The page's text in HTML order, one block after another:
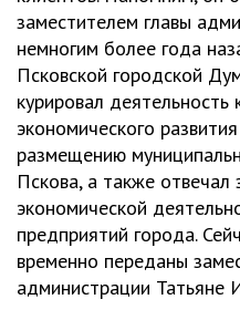
заместителем главы
немногим более года
Псковской городской
курировал
экономического
размещению
Пскова, а также отвечал
экономической
предприятий города.
временно переданы
администрации Татьяне